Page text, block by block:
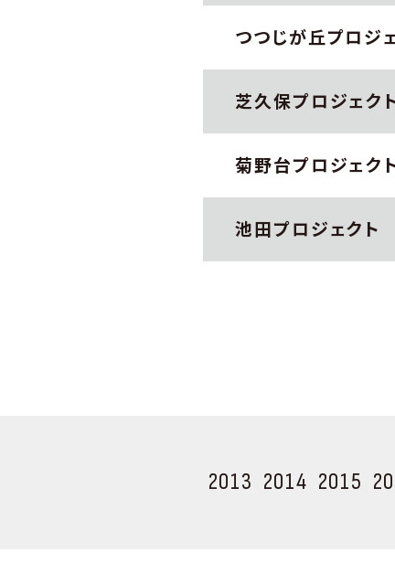
つつじが丘プロジ
芝久保プロジェク
菊野台プロジェク
池田プロジェクト
2013 2014 2015